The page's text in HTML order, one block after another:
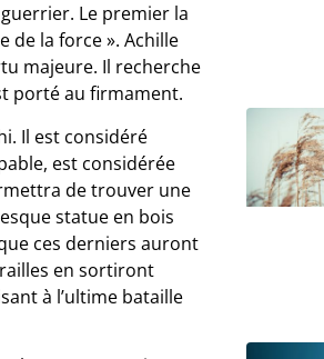
Le premier la
de la force ». Achille
majeure. Il recherche
porté au firmament.
Il est considéré
est considérée
de trouver une
statue en bois
ces derniers auront
en sortiront
à l’ultime bataille